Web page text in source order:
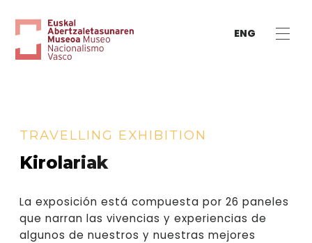
ENG
TRAVELLING EXHIBITION
Kirolariak
La exposición está compuesta por 26 paneles
que narran las vivencias y experiencias de
algunos de nuestros y nuestras mejores